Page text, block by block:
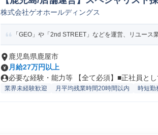
の他店舗管理/運営/支援
株式会社ゲオホールディングス
「GEO」や「2nd STREET」などを運営、リユー
鹿児島県鹿屋市
月給27万円以上
必要な経験・能力等 【全て必須】■正社員と
業界未経験歓迎 月平均残業時間20時間以内 時短勤